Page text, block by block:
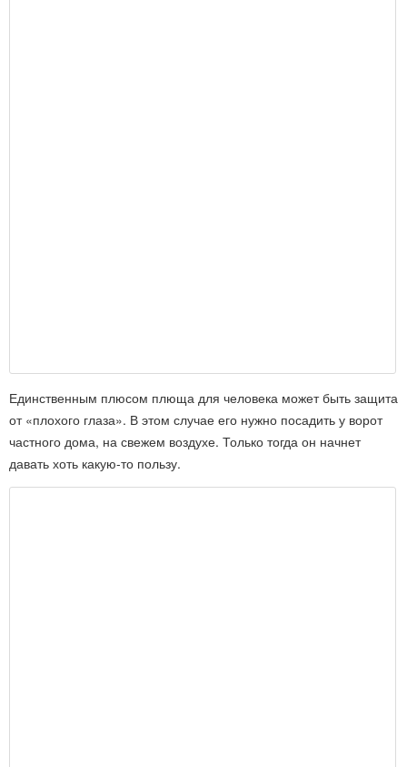
Единственным плюсом плюща для человека может быть защита
от «плохого глаза». В этом случае его нужно посадить у ворот
частного дома, на свежем воздухе. Только тогда он начнет
давать хоть какую-то пользу.